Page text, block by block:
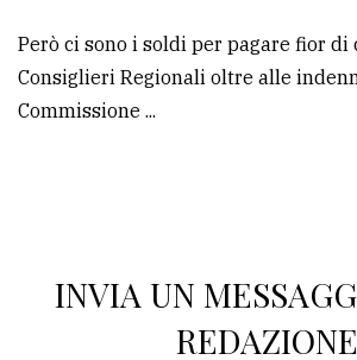
tua
pubblicità
Però ci sono i soldi per pagare fior di
Consiglieri Regionali oltre alle
Commissione ...
INVIA UN
REDAZIONE